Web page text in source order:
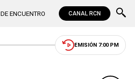
ENCUENTRO CANAL RCN
EMISIÓN 7:00 PM